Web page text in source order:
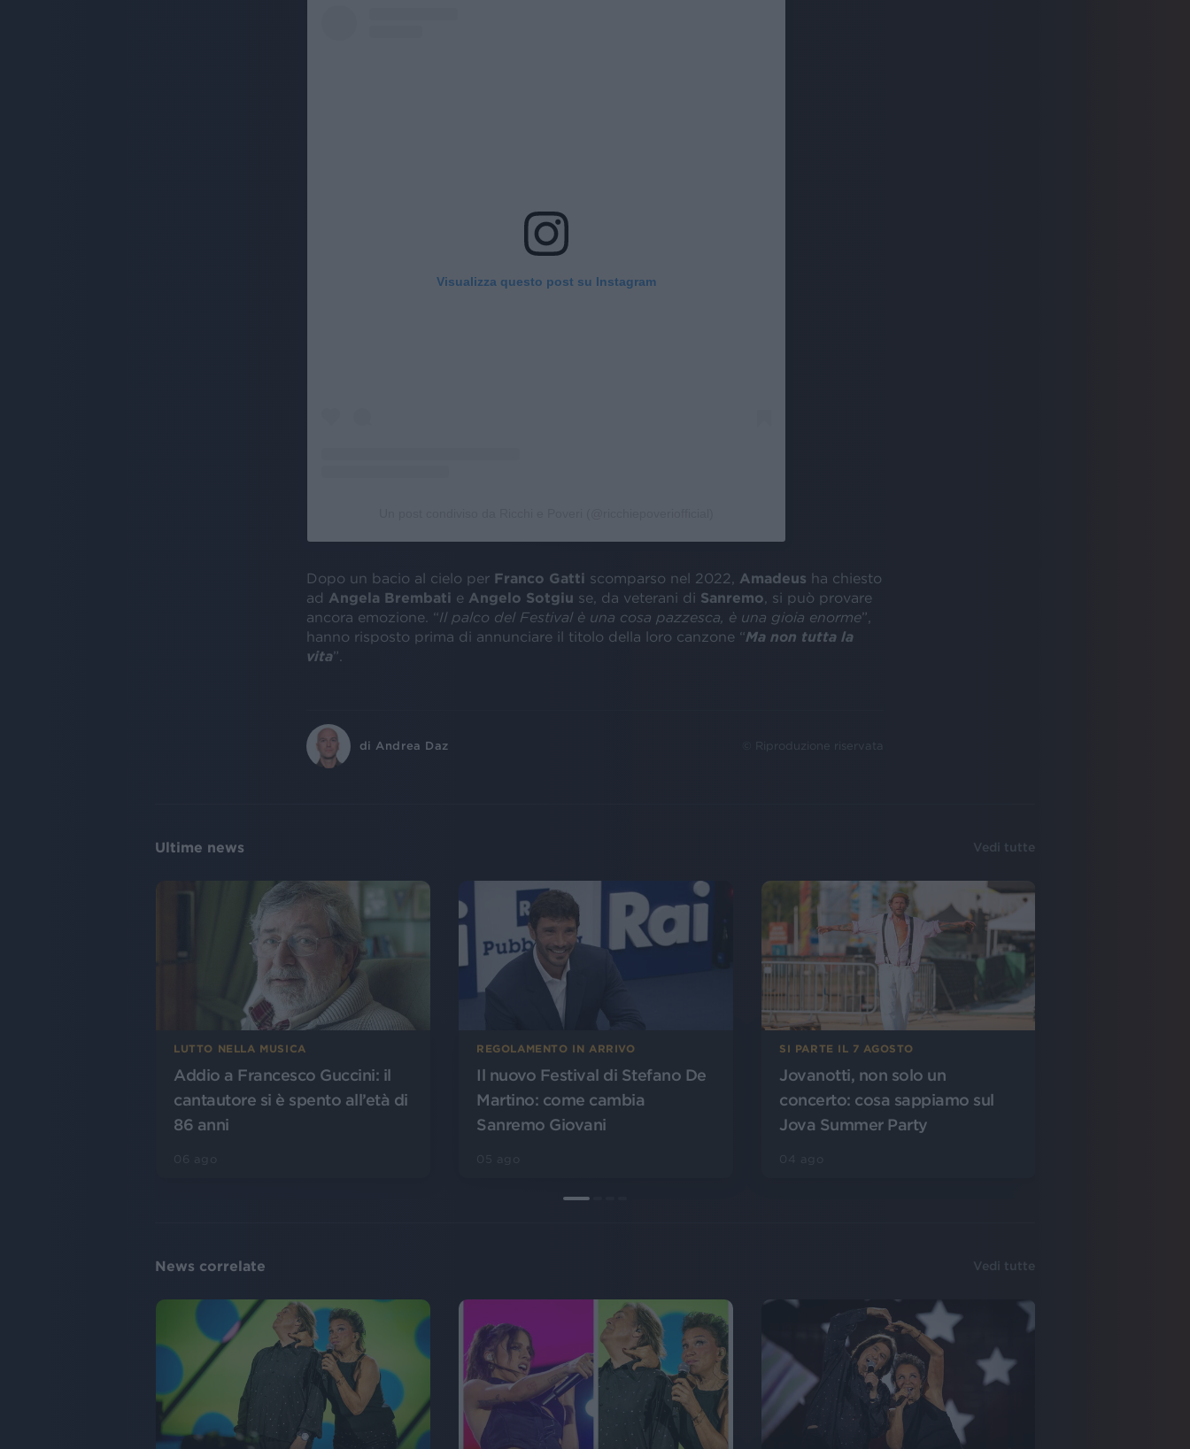
Visualizza questo post su Instagram
Dopo un bacio al cielo per Franco Gatti scomparso nel 2022, Amadeus ha chiesto
ad Angela Brembati e Angelo Sotgiu se, da veterani di Sanremo , si può provare
ancora emozione. “Il palco del Festival è una cosa pazzesca, è una gioia enorme”,
hanno risposto prima di annunciare il titolo della loro canzone “Ma non tutta la
vita”.
diAndrea Daz © Riproduzione riservata
Ultime news Vedi tutte
LUTTO NELLA MUSICA
Addio a Francesco Guccini: il
cantautore si è spento all’età di
86 anni
REGOLAMENTO IN ARRIVO
Il nuovo Festival di Stefano De
Martino: come cambia
Sanremo Giovani
SI PARTE IL 7 AGOSTO
Jovanotti, non solo un
concerto: cosa sappiamo sul
Jova Summer Party
News correlate Vedi tutte